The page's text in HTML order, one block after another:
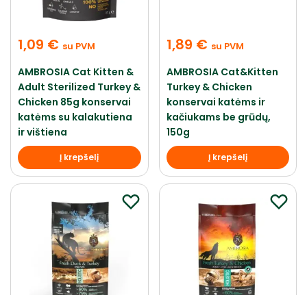
1,09 € su PVM
AMBROSIA Cat Kitten &
Adult Sterilized Turkey &
Chicken 85g konservai
katėms su kalakutiena
ir vištiena
Į krepšelį
1,89 € su PVM
AMBROSIA Cat&Kitten
Turkey & Chicken
konservai katėms ir
kačiukams be grūdų,
150g
Į krepšelį